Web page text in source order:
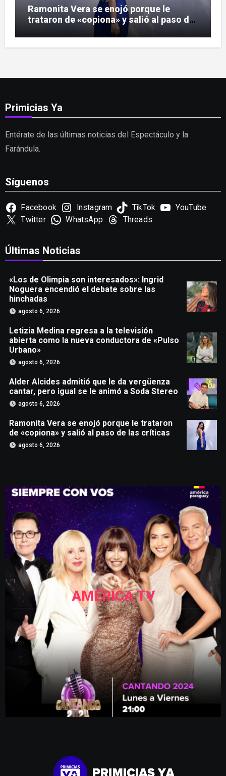
Ramonita Vera se enojó porque le
trataron de «copiona» y salió al paso de
Primicias Ya
Entérate de las últimas noticias del Espectáculo y la
Farándula.
Síguenos
Facebook Instagram TikTok
YouTube
Twitter
WhatsApp Threads
Últimas Noticias
«Los de Olimpia son interesados»: Ingrid
Noguera encendió el debate sobre las
hinchadas
agosto 6, 2026
Letizia Medina regresa a la televisión
abierta como la nueva conductora de «Pulso
Urbano»
agosto 6, 2026
Alder Alcides admitió que le da vergüenza
cantar, pero igual se le animó a Soda Stereo
agosto 6, 2026
Ramonita Vera se enojó porque le trataron
de «copiona» y salió al paso de las críticas
agosto 6, 2026
AMÉRICA TV